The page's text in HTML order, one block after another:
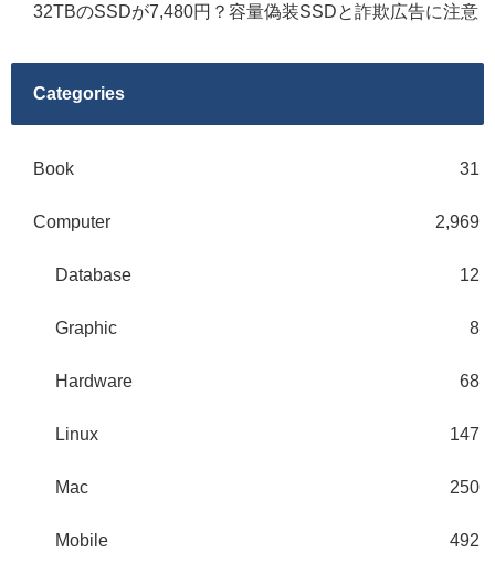
32TBのSSDが7,480円？容量偽装SSDと詐欺広告に注意
Categories
Book 31
Computer 2,969
Database 12
Graphic 8
Hardware 68
Linux 147
Mac 250
Mobile 492